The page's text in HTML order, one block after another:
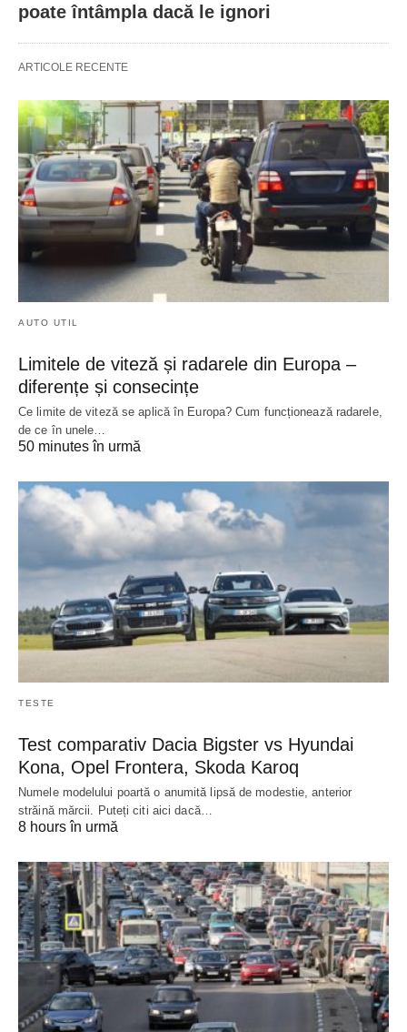
poate întâmpla dacă le ignori
ARTICOLE RECENTE
AUTO UTIL
Limitele de viteză și radarele din Europa –
diferențe și consecințe
Ce limite de viteză se aplică în Europa? Cum funcționează radarele,
de ce în unele…
50 minutes în urmă
TESTE
Test comparativ Dacia Bigster vs Hyundai
Kona, Opel Frontera, Skoda Karoq
Numele modelului poartă o anumită lipsă de modestie, anterior
străină mărcii. Puteți citi aici dacă…
8 hours în urmă